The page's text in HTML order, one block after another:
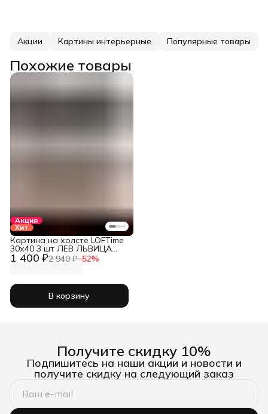
Акции Картины интерьерные Популярные товары
Похожие товары
Акция
Хит
1 400 ₽2 940 ₽−52%
Картина на холсте LOFTime
30х40 3 шт ЛЕВ ЛЬВИЦА
ЛЬВЕНОК К-663-3040
В корзину
Получите скидку 10%
Подпишитесь на наши акции и новости и
получите скидку на следующий заказ